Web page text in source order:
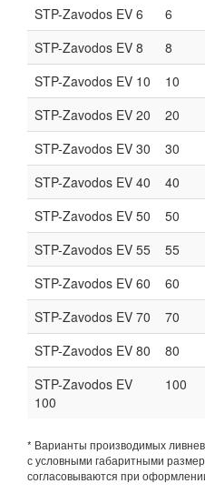
STP-Zavodos EV 6
6
STP-Zavodos EV 8
8
STP-Zavodos EV 10
10
STP-Zavodos EV 20
20
STP-Zavodos EV 30
30
STP-Zavodos EV 40
40
STP-Zavodos EV 50
50
STP-Zavodos EV 55
55
STP-Zavodos EV 60
60
STP-Zavodos EV 70
70
STP-Zavodos EV 80
80
STP-Zavodos EV
100
100
* Варианты производимых
с условными габаритными
согласовываются при